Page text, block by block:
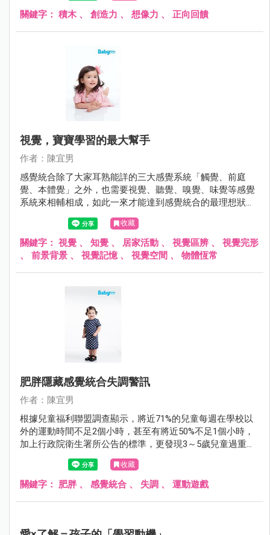
動、想像力與創造力等，甚至也有研究指出透過積木為媒介
關鍵字： 積木 、 創造力 、 想像力 、 正向回饋
視覺，寶寶學習的最大幫手
作者：陳宜男
感覺統合除了大家耳熟能詳的三大感覺系統「觸覺、前庭
覺、本體覺」之外，也需要視覺、聽覺、嗅覺、味覺等感覺
系統來相輔相成，如此一來才能達到感覺統合的最理想狀
態，其中以視覺尤為重要，根據研究顯示，人類大約有80%
的訊息是經由眼睛接收再傳送到大腦，也是主要的學習管道
之一。
收藏
關鍵字： 視覺 、 知覺 、 居家活動 、 視覺區辨 、 視覺完形
、 前景背景 、 視覺記憶、 視覺空間 、 物體恆常
肥胖隱藏感覺統合失調警訊
作者：陳宜男
根據兒童福利聯盟調查顯示，將近71%的兒童每週在學校以
外的運動時間不足2個小時，甚至有將近50%不足1個小時，
加上行政院衛生署所公告的標準，更發現3～5歲兒童過重的
比率高達23.9%，兒童的運動習慣不佳可能是導致兒童肥胖
的主因之一。
收藏
關鍵字： 肥胖、 感覺統合 、 失調 、 運動遊戲